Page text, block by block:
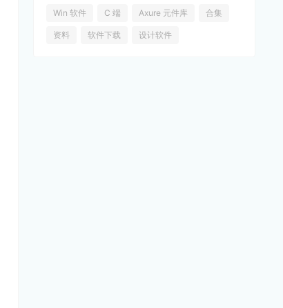
Win 软件 C 端 Axure 元件库 合集
资料 软件下载 设计软件